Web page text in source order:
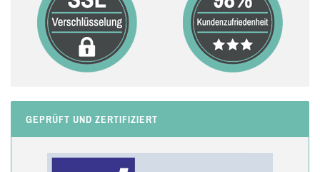
GEPRÜFT UND ZERTIFIZIERT